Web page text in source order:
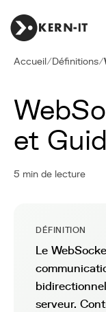
Accueil/Définitions/
et
5 min de lecture
DÉFINITION
Le
serveur.